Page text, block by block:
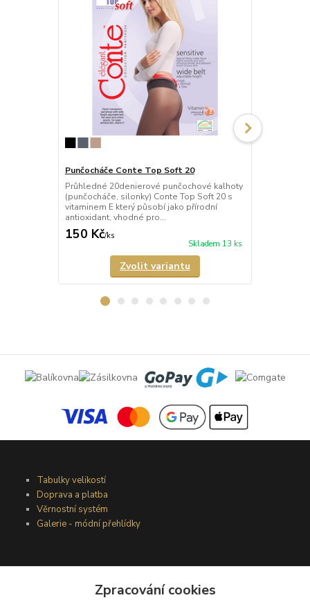
Punčocháče Conte Top Soft 20
Průhledné 20denierové punčochové kalhoty
(punčocháče, silonky) Conte Top Soft 20 s
vitaminem E který působí jako přírodní
antioxidant, vhodné pro...
150 Kč/ks
Skladem 13 ks
Zvolit variantu
Tabulky velikostí
Doprava a platba
Věrnostní systém
Galerie - módní přehlídky
Obchodní podmínkyZpracování cookies